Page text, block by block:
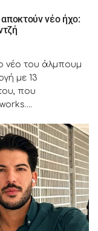
νέο ήχο:
νέο του άλμπουμ
με 13
που